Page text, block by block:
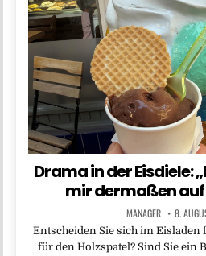
Drama in der Eisdiele:
mir dermaßen auf
MANAGER 8.
Entscheiden Sie sich im
für den Holzspatel? Sind Sie ein